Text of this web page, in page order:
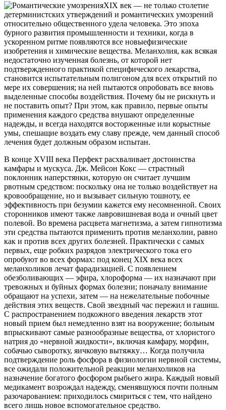
XIX век — не только столетие
детерминистских утверждений и романтических умозрений
относительно общественного удела человека. Это эпоха
бурного развития промышленности и техники, когда в
ускоренном ритме появляются все новыефизические
изобретения и химические вещества. Меланхолия, как всякая
недостаточно изученная болезнь, от которой нет
подтвержденного практикой специфического лекарства,
становится испытательным полигоном для всех открытий по
мере их совершения; на ней пытаются опробовать все вновь
выделенные способы воздействия. Почему бы не рискнуть и
не поставить опыт? При этом, как правило, первые опыты
применения каждого средства внушают определенные
надежды, и всегда находятся восторженные или корыстные
умы, спешащие воздать ему славу прежде, чем данный способ
лечения будет должным образом испытан.
В конце XVIII века Перфект расхваливает достоинства
камфары и мускуса. Дж. Мейсон Кокс — страстный
поклонник наперстянки, которую он считает лучшим
рвотным средством: поскольку она не только воздействует на
кровообращение, но и вызывает сильную тошноту, ее
эффективность при безумии кажется ему несомненной. Своих
сторонников имеют также лавровишневая вода и очный цвет
полевой. Во времена расцвета магнетизма, а затем гипнотизма
эти средства пытаются применить против меланхолии, равно
как и против всех других болезней. Практически с самых
первых, еще робких разрядов электрического тока его
опробуют во всех формах: под конец XIX века всех
меланхоликов лечат фарадизацией. С появлением
обезболивающих — эфира, хлороформа — их назначают при
тревожных и буйных формах болезни; поначалу внимание
обращают на успехи, затем — на нежелательные побочные
действия этих веществ. Свой звездный час пережил и гашиш.
С распространением подкожного введения лекарств этот
новый прием был немедленно взят на вооружение; больным
впрыскивают самые разнообразные вещества, от хлористого
натрия до «нервной жидкости», включая камфару, морфин,
собачью сыворотку, яичковую вытяжку… Когда получила
подтверждение роль фосфора в физиологии нервной системы,
все ожидали положительной реакции меланхоликов на
назначение богатого фосфором рыбьего жира. Каждый новый
медикамент возрождал надежду, сменявшуюся почти полным
разочарованием: приходилось смириться с тем, что найдено
всего лишь новое вспомогательное средство.